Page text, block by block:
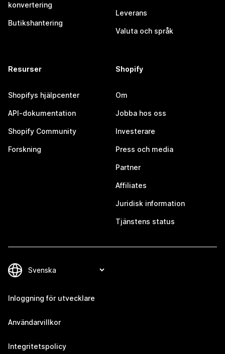
konvertering
Butikshantering
Leverans
Valuta och språk
Resurser
Shopifys hjälpcenter
API-dokumentation
Shopify Community
Forskning
Shopify
Om
Jobba hos oss
Investerare
Press och media
Partner
Affiliates
Juridisk information
Tjänstens status
Inloggning för utvecklare
Användarvillkor
Integritetspolicy